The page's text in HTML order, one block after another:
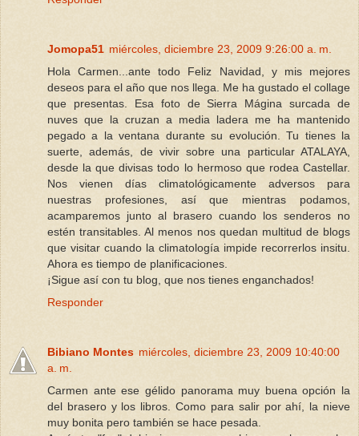
Jomopa51 miércoles, diciembre 23, 2009 9:26:00 a. m.
Hola Carmen...ante todo Feliz Navidad, y mis mejores
deseos para el año que nos llega. Me ha gustado el collage
que presentas. Esa foto de Sierra Mágina surcada de
nuves que la cruzan a media ladera me ha mantenido
pegado a la ventana durante su evolución. Tu tienes la
suerte, además, de vivir sobre una particular ATALAYA,
desde la que divisas todo lo hermoso que rodea Castellar.
Nos vienen días climatológicamente adversos para
nuestras profesiones, así que mientras podamos,
acamparemos junto al brasero cuando los senderos no
estén transitables. Al menos nos quedan multitud de blogs
que visitar cuando la climatología impide recorrerlos insitu.
Ahora es tiempo de planificaciones.
¡Sigue así con tu blog, que nos tienes enganchados!
Responder
Bibiano Montes miércoles, diciembre 23, 2009 10:40:00
a. m.
Carmen ante ese gélido panorama muy buena opción la
del brasero y los libros. Como para salir por ahí, la nieve
muy bonita pero también se hace pesada.